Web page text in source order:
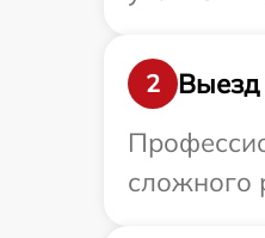
2
Выезд
сложного